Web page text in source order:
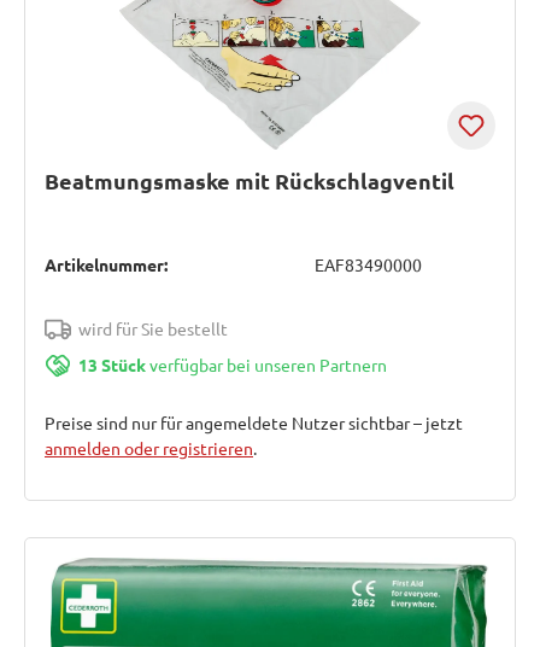
Beatmungsmaske mit Rückschlagventil
Artikelnummer: EAF83490000
wird für Sie bestellt
13 Stückverfügbar bei unseren Partnern
Preise sind nur für angemeldete Nutzer sichtbar – jetzt
anmelden oder registrieren.